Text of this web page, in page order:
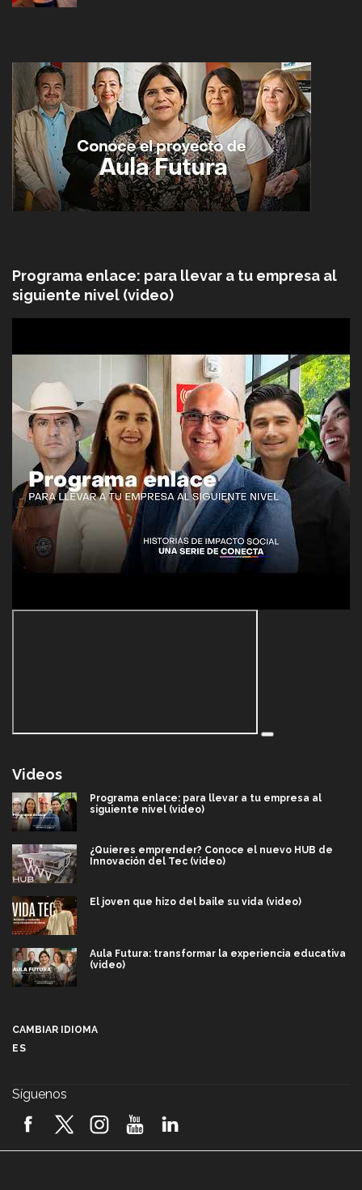
Programa enlace: para llevar a tu empresa al
siguiente nivel (video)
Videos
Programa enlace: para llevar a tu empresa al
siguiente nivel (video)
¿Quieres emprender? Conoce el nuevo HUB de
Innovación del Tec (video)
El joven que hizo del baile su vida (video)
Aula Futura: transformar la experiencia educativa
(video)
2026! (video)
CAMBIAR IDIOMA
ES
Síguenos